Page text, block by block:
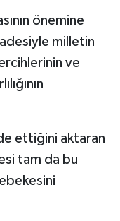
önemine
milletin
ve
ettiğini aktaran
tam da bu